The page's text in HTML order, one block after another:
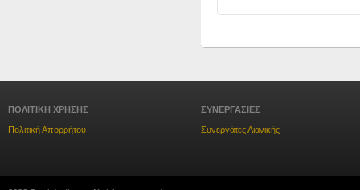
ΠΟΛΙΤΙΚΗ ΧΡΗΣΗΣ
Πολιτική Απορρήτου
ΣΥΝΕΡΓΑΣΙΕΣ
Συνεργάτες Λιανικής